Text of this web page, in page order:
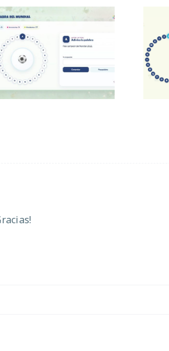
Pasapalabra del
Mundial